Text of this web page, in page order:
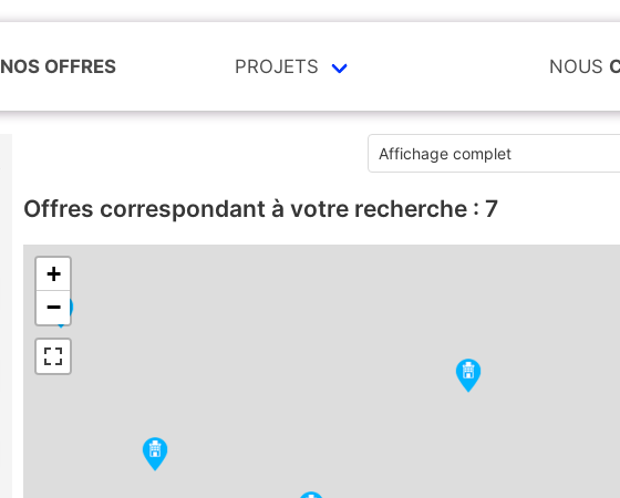
NOS OFFRES PROJETS NOUS
Offres correspondant à votre recherche :7
+
−